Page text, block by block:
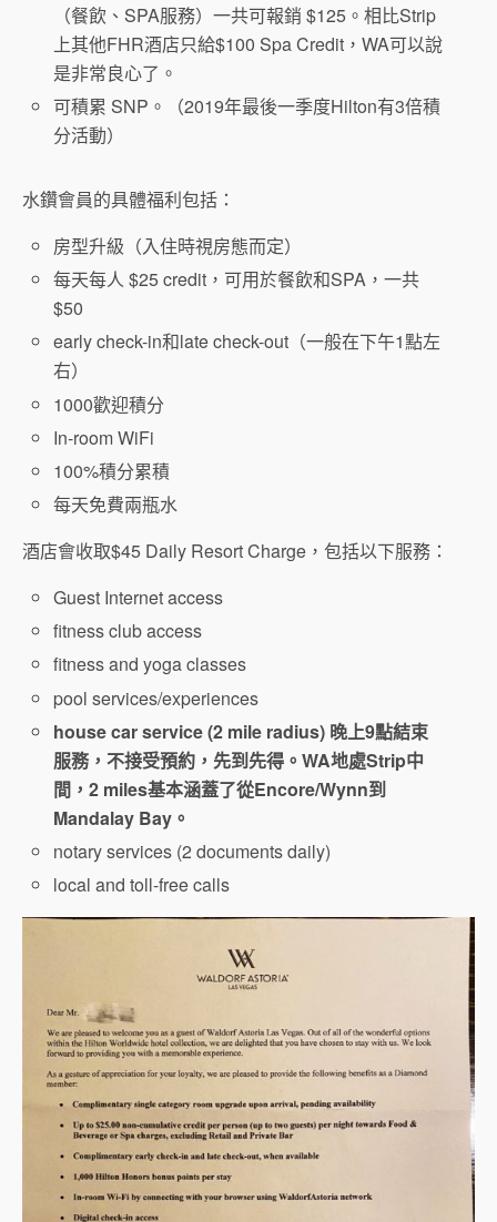
（餐飲、SPA服務）一共可報銷 $125。相比Strip
上其他FHR酒店只給$100 Spa Credit，WA可以說
是非常良心了。
可積累 SNP。（2019年最後一季度Hilton有3倍積
分活動）
水鑽會員的具體福利包括：
房型升級（入住時視房態而定）
每天每人 $25 credit，可用於餐飲和SPA，一共
$50
early check-in和late check-out（一般在下午1點左
右）
1000歡迎積分
In-room WiFi
100%積分累積
每天免費兩瓶水
酒店會收取$45 Daily Resort Charge，包括以下服務：
Guest Internet access
fitness club access
fitness and yoga classes
pool services/experiences
house car service (2 mile radius) 晚上9點結束
服務，不接受預約，先到先得。WA地處Strip中
間，2 miles基本涵蓋了從Encore/Wynn到
Mandalay Bay。
notary services (2 documents daily)
local and toll-free calls